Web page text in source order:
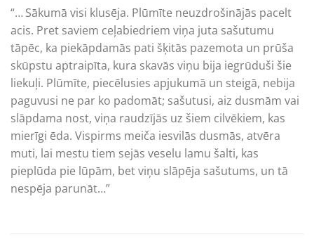
“… Sākumā visi klusēja. Plūmīte neuzdrošinājās pacelt
acis. Pret saviem ceļabiedriem viņa juta sašutumu
tāpēc, ka piekāpdamās pati šķitās pazemota un prūša
skūpstu aptraipīta, kura skavās viņu bija iegrūduši šie
liekuļi. Plūmīte, piecēlusies apjukumā un steigā, nebija
paguvusi ne par ko padomāt; sašutusi, aiz dusmām vai
slāpdama nost, viņa raudzījās uz šiem cilvēkiem, kas
mierīgi ēda. Vispirms meiča iesvilās dusmās, atvēra
muti, lai mestu tiem sejās veselu lamu šalti, kas
pieplūda pie lūpām, bet viņu slāpēja sašutums, un tā
nespēja parunāt…”